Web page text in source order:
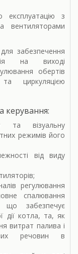
експлуатацію з
вентиляторами
забезпечення
на виході
обертів
циркуляцією
керування:
та візуальну
режимів його
від виду
регулювання
спалювання
що забезпечує
дії котла, та, як
витрат палива і
речовин в